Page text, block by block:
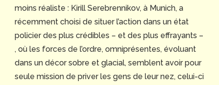
moins réaliste : Kirill Serebrennikov, à Munich, a
récemment choisi de situer l’action dans un état
policier des plus crédibles – et des plus effrayants –
, où les forces de l’ordre, omniprésentes, évoluant
dans un décor sobre et glacial, semblent avoir pour
seule mission de priver les gens de leur nez, celui-ci